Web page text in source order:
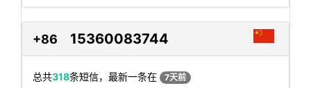
+86 15360083744
总共318条短信，最新一条在 7天前